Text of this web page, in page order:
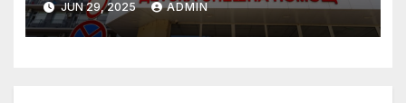
пенсионния модел в
България“
JUN 29, 2025 ADMIN